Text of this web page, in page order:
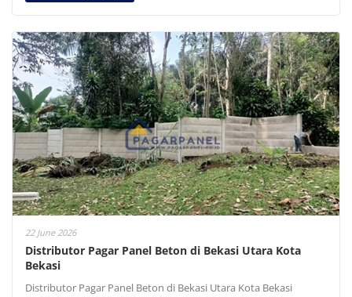
22 June 2026
Distributor Pagar Panel Beton di Bekasi Utara Kota
Bekasi
Distributor Pagar Panel Beton di Bekasi Utara Kota Bekasi